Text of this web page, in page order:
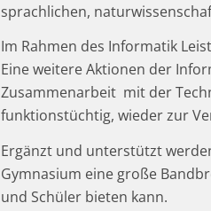
sprachlichen,
Im Rahmen des Informatik
Eine weitere Aktionen der
Zusammenarbeit mit der
funktionstüchtig, wieder zur
Ergänzt und unterstützt
Gymnasium eine große
und Schüler bieten kann.